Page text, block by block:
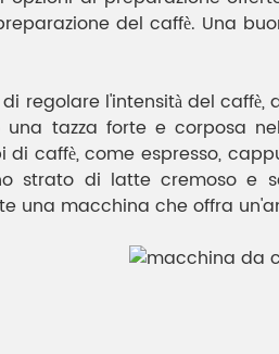
del caffè. Una
regolare l'intensità del
tazza forte e corposa
caffè, come espresso,
strato di latte cremoso e
una macchina che offra